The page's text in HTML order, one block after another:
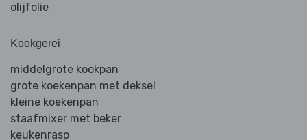
olijfolie
Kookgerei
middelgrote kookpan
grote koekenpan met deksel
kleine koekenpan
staafmixer met beker
keukenrasp